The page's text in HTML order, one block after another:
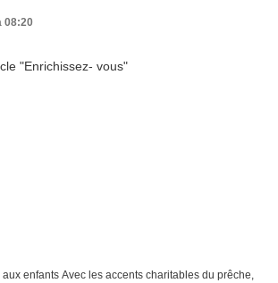
08:20
enfants Avec les accents charitables du prêche,